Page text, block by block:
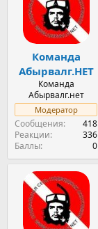
ы
Команда
Абырвалг.НЕТ
Команда
Абырвалг.нет
Модератор
Сообщения
418
Реакции
336
Баллы
0